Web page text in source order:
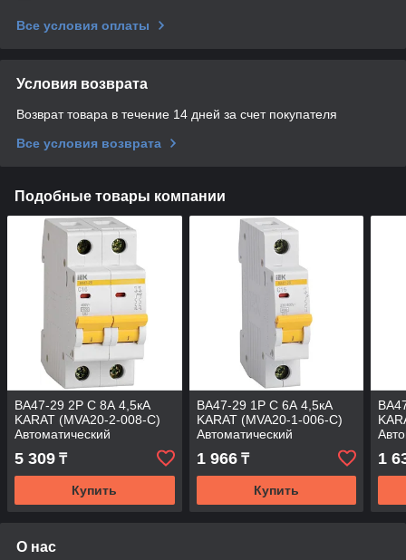
Все условия оплаты
Условия возврата
Возврат товара в течение 14 дней за счет покупателя
Все условия возврата
Подобные товары компании
ВА47-29 2P C 8А 4,5кА
KARAT (MVA20-2-008-C)
Автоматический
выключатель
5 309 ₸
Купить
ВА47-29 1P C 6А 4,5кА
KARAT (MVA20-1-006-C)
Автоматический
выключатель
1 966₸
Купить
1
О нас